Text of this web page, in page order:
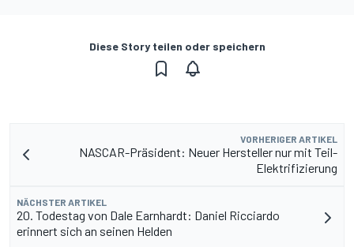
Diese Story teilen oder speichern
VORHERIGER ARTIKEL
NASCAR-Präsident: Neuer Hersteller nur mit Teil-
Elektrifizierung
NÄCHSTER ARTIKEL
20. Todestag von Dale Earnhardt: Daniel Ricciardo
erinnert sich an seinen Helden